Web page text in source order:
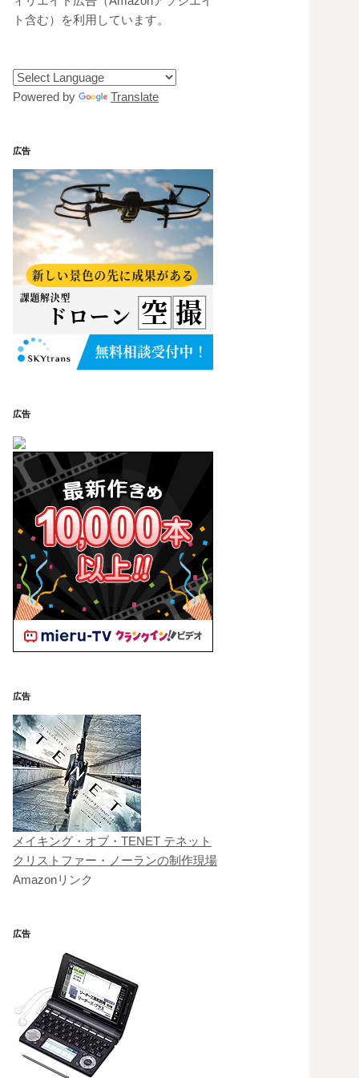
ト含む）を利用しています。
Powered by Translate
広告
広告
広告
メイキング・オブ・TENET テネット
クリストファー・ノーランの制作現場
Amazonリンク
広告